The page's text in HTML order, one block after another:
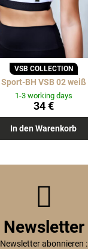
VSB COLLECTION
Sport-BH VSB 02 weiß
1-3 working days
34 €
In den Warenkorb
Newsletter
Newsletter abonnieren :